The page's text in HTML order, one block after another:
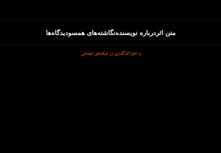
متن اثر درباره نویسندهنگاشته‌های همسودیدگاه‌ها
به اشتراک‌گذاری در شبکه‌های اجتماعی